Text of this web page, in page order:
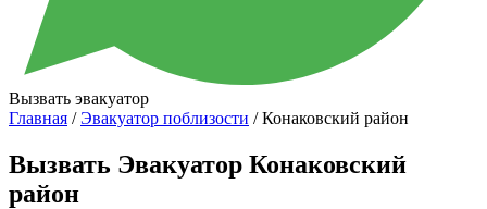
Вызвать эвакуатор
Главная /Эвакуатор поблизости / Конаковский район
Вызвать Эвакуатор Конаковский
район